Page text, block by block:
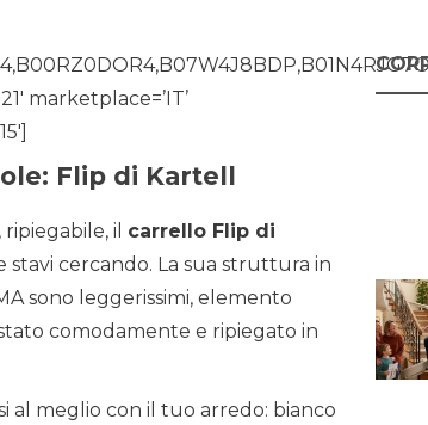
marketplace=’IT’
Flip di Kartell
il carrello Flip di
stavi cercando. La sua struttura in
sono leggerissimi, elemento
comodamente e ripiegato in
al meglio con il tuo arredo: bianco